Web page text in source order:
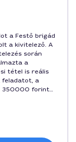
a Festő brigád
a kivitelező. A
során
a
tétel is reális
feladatot, a
350000 forint